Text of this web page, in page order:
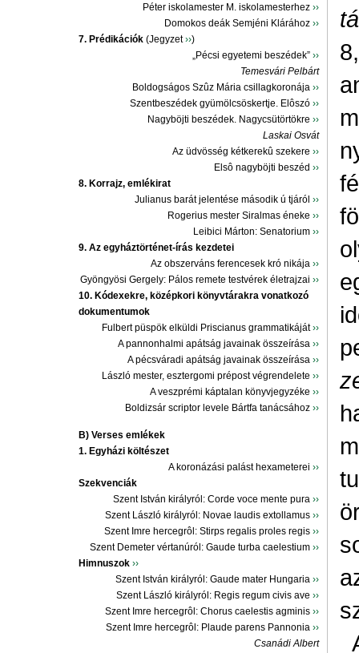
Péter iskolamester M. iskolamesterhez ››
Domokos deák Semjéni Klárához ››
7. Prédikációk (Jegyzet››)
„Pécsi egyetemi beszédek” ››
Temesvári Pelbárt
Boldogságos Szûz Mária csillagkoronája ››
Szentbeszédek gyümölcsöskertje. Elôszó ››
Nagyböjti beszédek. Nagycsütörtökre ››
Laskai Osvát
Az üdvösség kétkerekû szekere ››
Elsô nagyböjti beszéd ››
8. Korrajz, emlékirat
Julianus barát jelentése második ú tjáról ››
Rogerius mester Siralmas éneke ››
Leibici Márton: Senatorium ››
9. Az egyháztörténet-írás kezdetei
Az obszerváns ferencesek kró nikája ››
Gyöngyösi Gergely: Pálos remete testvérek életrajzai ››
10. Kódexekre, középkori könyvtárakra vonatkozó
dokumentumok
Fulbert püspök elküldi Priscianus grammatikáját››
A pannonhalmi apátság javainak összeírása ››
A pécsváradi apátság javainak összeírása ››
László mester, esztergomi prépost végrendelete ››
A veszprémi káptalan könyvjegyzéke ››
Boldizsár scriptor levele Bártfa tanácsához ››
B) Verses emlékek
1. Egyházi költészet
A koronázási palást hexameterei ››
Szekvenciák
Szent István királyról: Corde voce mente pura ››
Szent László királyról: Novae laudis extollamus ››
Szent Imre hercegrôl: Stirps regalis proles regis ››
Szent Demeter vértanúról: Gaude turba caelestium ››
Himnuszok ››
Szent István királyról: Gaude mater Hungaria ››
Szent László királyról: Regis regum civis ave ››
Szent Imre hercegrôl: Chorus caelestis agminis ››
Szent Imre hercegrôl: Plaude parens Pannonia ››
Csanádi Albert